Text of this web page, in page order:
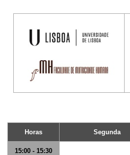
Horas Segunda
15:00 - 15:30